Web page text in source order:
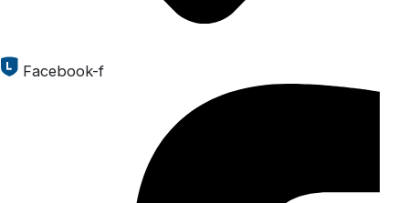
Facebook-f